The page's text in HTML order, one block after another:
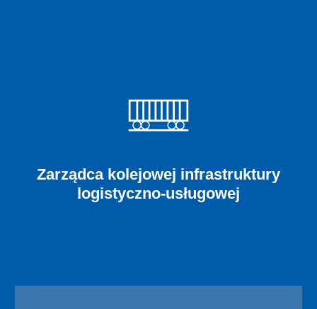
Zarządca kolejowej infrastruktury
logistyczno-usługowej